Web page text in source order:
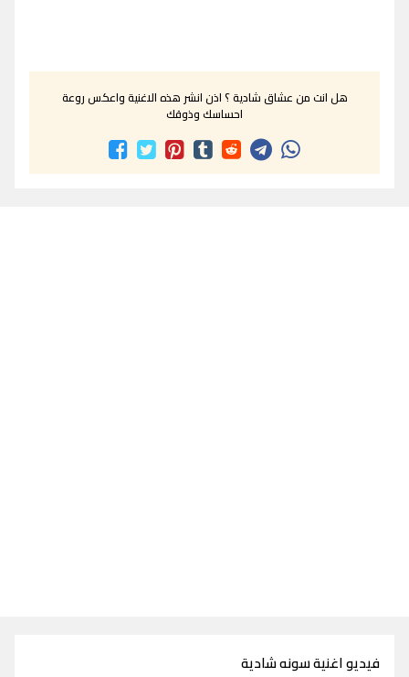
هل انت من عشاق شادية ؟ اذن انشر هذه الاغنية واعكس روعة
احساسك وذوقك
فيديو اغنية سونه شادية